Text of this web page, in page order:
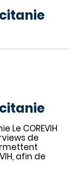
Le COREVIH
de
afin de